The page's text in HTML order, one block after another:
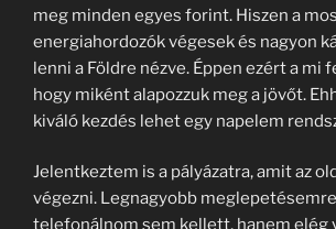
meg minden egyes forint. Hiszen a
energiahordozók végesek és nagyon
lenni a Földre nézve. Éppen ezért a mi
hogy miként alapozzuk meg a jövőt.
kiváló kezdés lehet egy napelem
Jelentkeztem is a pályázatra, amit az
végezni. Legnagyobb
telefonálnom sem kellett, hanem elég